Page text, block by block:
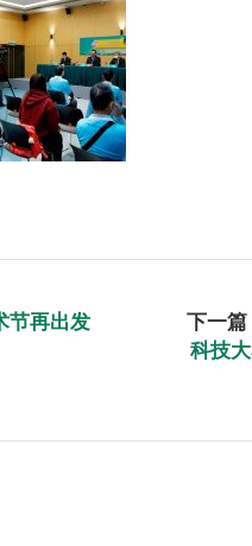
节再出发 下一篇
科技